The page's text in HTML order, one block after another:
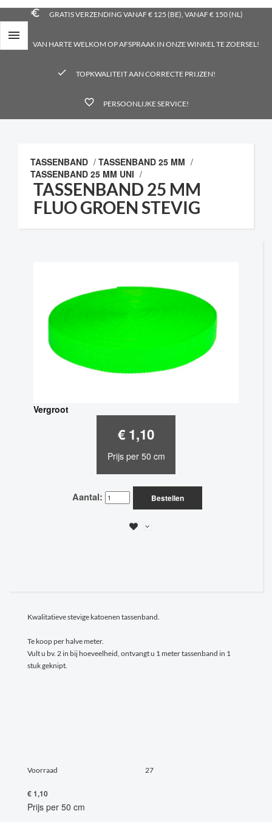

euro_symbol GRATIS VERZENDING VANAF € 125 (BE), VANAF € 150 (NL)
place VAN HARTE WELKOM OP AFSPRAAK IN ONZE WINKEL TE ZOERSEL!
check TOPKWALITEIT AAN CORRECTE PRIJZEN!
favorite_border PERSOONLIJKE SERVICE!
TASSENBAND / TASSENBAND 25 MM /
TASSENBAND 25 MM UNI /
TASSENBAND 25 MM
FLUO GROEN STEVIG
Vergroot
€ 1,10
Prijs per 50 cm
Aantal: Bestellen
Kwalitatieve stevige katoenen tassenband.
Te koop per halve meter.
Vult u bv. 2 in bij hoeveelheid, ontvangt u 1 meter tassenband in 1
stuk geknipt.
Voorraad 27
€ 1,10
Prijs per 50 cm